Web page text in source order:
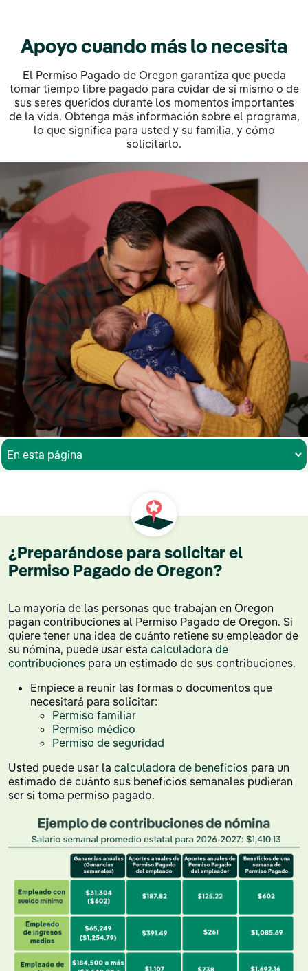
Apoyo cuando más lo necesita
El Permiso Pagado de Oregon garantiza que pueda
tomar tiempo libre pagado para cuidar de sí mismo o de
sus seres queridos durante los momentos importantes
de la vida. Obtenga más información sobre el programa,
lo que significa para usted y su familia, y cómo
solicitarlo.
¿Preparándose para solicitar el
Permiso Pagado de Oregon?
La mayoría de las personas que trabajan en Oregon
pagan contribuciones al Permiso Pagado de Oregon. Si
quiere tener una idea de cuánto retiene su empleador de
su nómina, puede usar esta calculadora de
contribuciones para un estimado de sus contribuciones.
Empiece a reunir las formas o documentos que
necesitará para solicitar:
Permiso familiar
Permiso médico
Permiso de seguridad
Usted puede usar la calculadora de beneficios para un
estimado de cuánto sus beneficios semanales pudieran
ser si toma permiso pagado.